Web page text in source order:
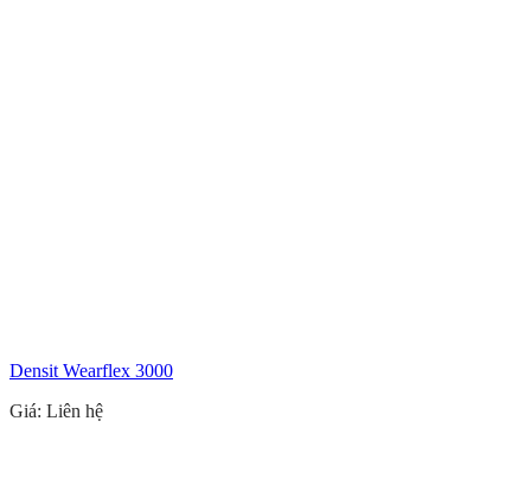
Densit Wearflex 3000
Giá: Liên hệ